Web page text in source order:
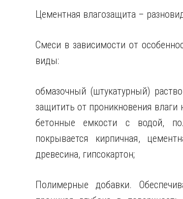
Цементная влагозащита –
Смеси в зависимости от
виды:
обмазочный (штукатурный)
защитить от проникновения
бетонные емкости с водой,
покрывается кирпичная,
древесина, гипсокартон;
Полимерные добавки.